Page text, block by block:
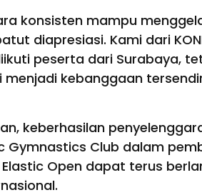
konsisten mampu
diapresiasi. Kami dari
peserta dari Surabaya,
menjadi kebanggaan
keberhasilan
Gymnastics Club dalam
Open dapat terus